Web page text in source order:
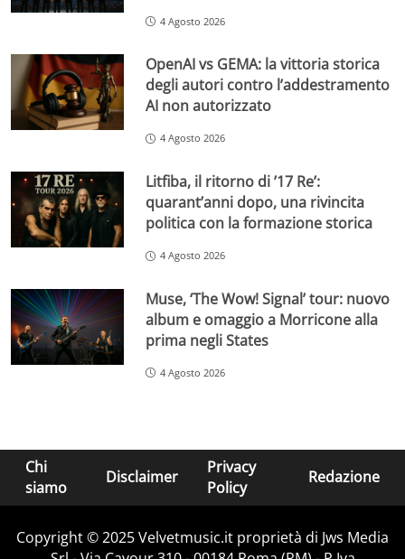
4 Agosto 2026
OpenAI vs GEMA: la vittoria storica
degli autori contro l’addestramento
AI non autorizzato
4 Agosto 2026
Litfiba, il ritorno di ’17 Re’:
quarant’anni dopo, una rivincita
politica con la formazione storica
4 Agosto 2026
Muse, ‘The Wow! Signal’ tour: nuovo
album e omaggio a Morricone alla
prima negli States
4 Agosto 2026
Chi
siamo
Disclaimer
Privacy
Policy
Redazione
Copyright © 2025 Velvetmusic.it proprietà di Jws Media